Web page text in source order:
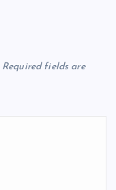
Required fields are